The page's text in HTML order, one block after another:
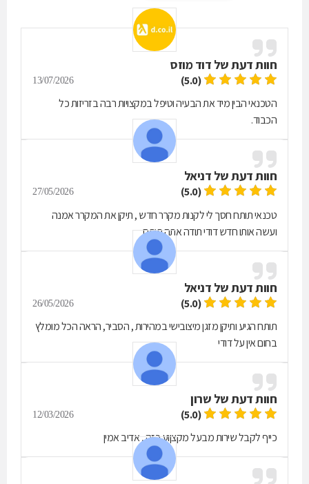
חוות דעת של דוד מוזס
(5.0)
13/07/2026
הטכנאי הבין מיד את הבעיה וטיפל במקצויות רבה בזריזות כל
הכבוד.
חוות דעת של דניאל
(5.0)
27/05/2026
טכנאי תותח חסך לי לקנות מקרר חדש , תיקן את המקרר אמנה
ועשה אותו חדש דודי תודה אתה תותח
חוות דעת של דניאל
(5.0)
26/05/2026
תותח הגיע ותיקן מזגן מיצובישי במהירות , הסביר, הראה הכל מומלץ
בחום אין על דודי
חוות דעת של שרון
(5.0)
12/03/2026
כייף לקבל שירות מבעל מקצןוע כזה , אדיב אמין